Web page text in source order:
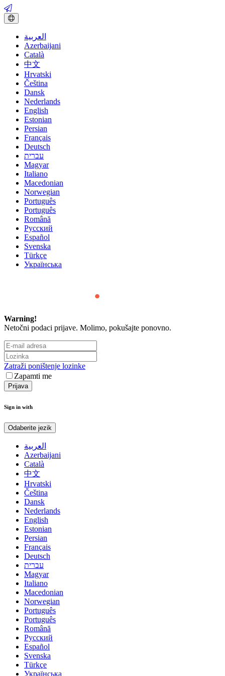
العربية
Azerbaijani
Català
中文
Hrvatski
Čeština
Dansk
Nederlands
English
Estonian
Persian
Français
Deutsch
עברית
Magyar
Italiano
Macedonian
Norwegian
Português
Português
Română
Русский
Español
Svenska
Türkçe
Українська
Warning!
Netočni podaci prijave. Molimo, pokušajte ponovno.
Zatraži poništenje lozinke
Zapamti me
Sign in with
Odaberite jezik
العربية
Azerbaijani
Català
中文
Hrvatski
Čeština
Dansk
Nederlands
English
Estonian
Persian
Français
Deutsch
עברית
Magyar
Italiano
Macedonian
Norwegian
Português
Português
Română
Русский
Español
Svenska
Türkçe
Українська